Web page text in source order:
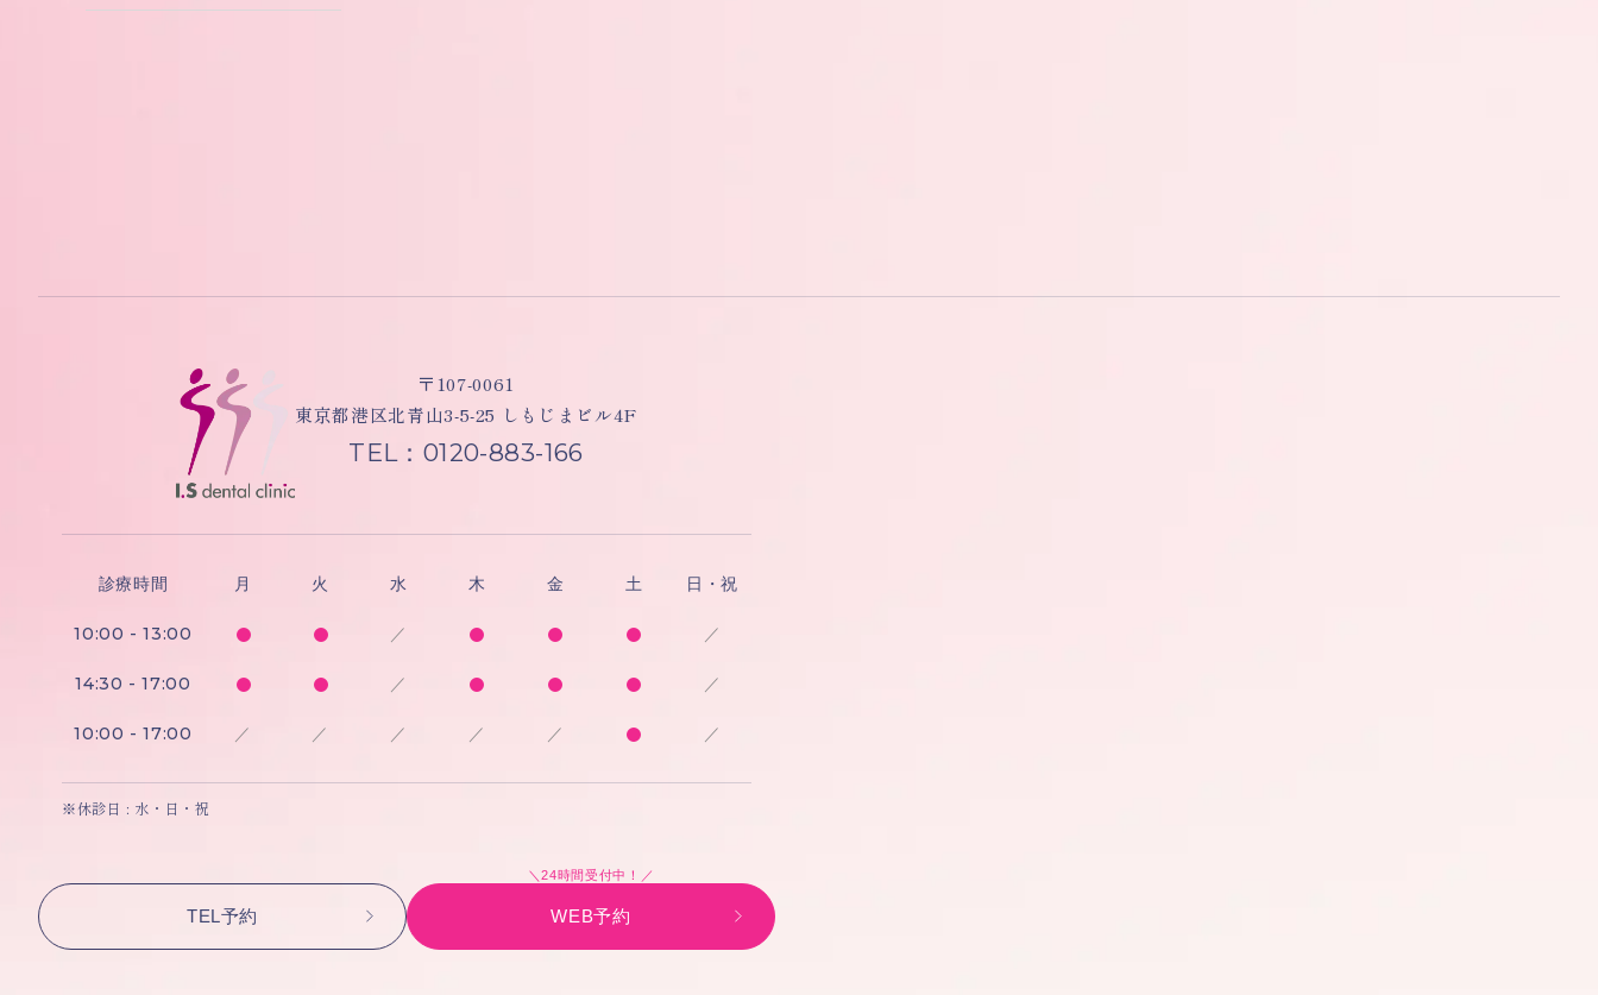
〒107-0061
東京都港区北青山3-5-25 しもじまビル4F
TEL：0120-883-166
診療時間 月 火 水 木 金 土 日・祝
10:00 - 13:00 ／ ／
14:30 - 17:00 ／ ／
10:00 - 17:00 ／ ／ ／ ／ ／ ／
※休診日 : 水・日・祝
TEL予約
＼24時間受付中！／
WEB予約